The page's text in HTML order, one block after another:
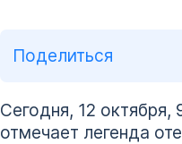
Поделиться
Сегодня, 12
отмечает легенда